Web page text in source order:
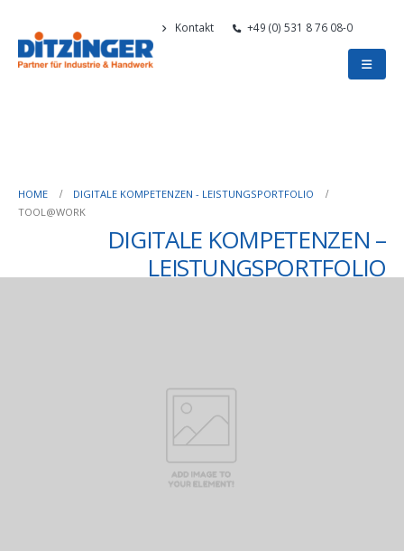
Kontakt +49 (0) 531 8 76 08-0
HOME
DIGITALE KOMPETENZEN - LEISTUNGSPORTFOLIO
TOOL@WORK
DIGITALE KOMPETENZEN –
LEISTUNGSPORTFOLIO